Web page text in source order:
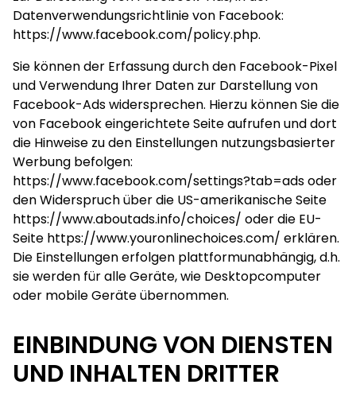
Datenverwendungsrichtlinie von Facebook:
https://www.facebook.com/policy.php.
Sie können der Erfassung durch den Facebook-Pixel
und Verwendung Ihrer Daten zur Darstellung von
Facebook-Ads widersprechen. Hierzu können Sie die
von Facebook eingerichtete Seite aufrufen und dort
die Hinweise zu den Einstellungen nutzungsbasierter
Werbung befolgen:
https://www.facebook.com/settings?tab=adsoder
den Widerspruch über die US-amerikanische Seite
https://www.aboutads.info/choices/ oder die EU-
Seite https://www.youronlinechoices.com/ erklären.
Die Einstellungen erfolgen plattformunabhängig, d.h.
sie werden für alle Geräte, wie Desktopcomputer
oder mobile Geräte übernommen.
EINBINDUNG VON DIENSTEN
UND INHALTEN DRITTER